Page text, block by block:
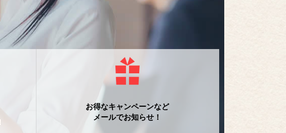
お得なキャンペーンなど
メールでお知らせ！